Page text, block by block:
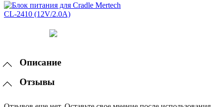
Описание
Отзывы